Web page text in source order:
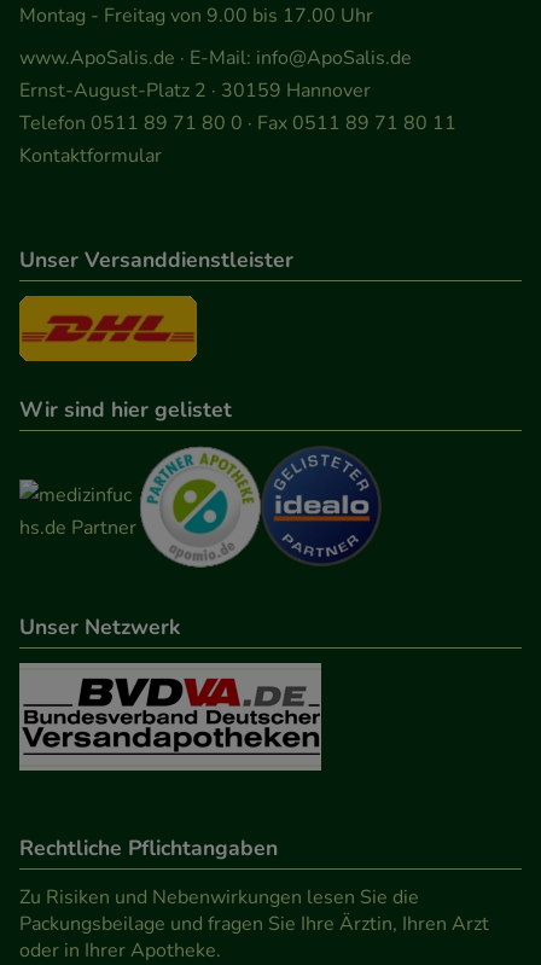
Montag - Freitag von 9.00 bis 17.00 Uhr
www.ApoSalis.de · E-Mail: info@ApoSalis.de
Ernst-August-Platz 2 · 30159 Hannover
Telefon 0511 89 71 80 0 · Fax 0511 89 71 80 11
Kontaktformular
Unser Versanddienstleister
Wir sind hier gelistet
Unser Netzwerk
Rechtliche Pflichtangaben
Zu Risiken und Nebenwirkungen lesen Sie die
Packungsbeilage und fragen Sie Ihre Ärztin, Ihren Arzt
oder in Ihrer Apotheke.